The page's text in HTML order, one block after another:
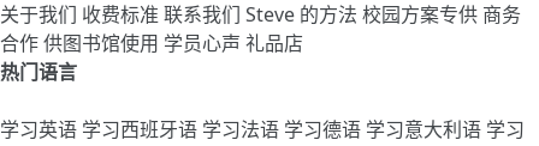
关于我们 收费标准 联系我们 Steve 的方法 校园方案专供 商务
合作供图书馆使用 学员心声 礼品店
热门语言
学习英语 学习西班牙语 学习法语 学习德语 学习意大利语 学习